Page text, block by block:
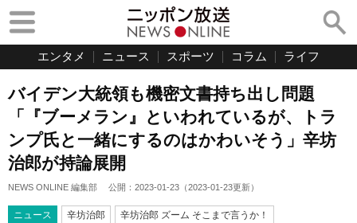
エンタメ ニュース スポーツ コラム ライフ
バイデン大統領も機密文書持ち出し問題
「『ブーメラン』といわれているが、トラ
ンプ氏と一緒にするのはかわいそう」辛坊
治郎が持論展開
NEWS ONLINE 編集部 公開： 2023-01-23 （2023-01-23更新）
ニュース 辛坊治郎 辛坊治郎 ズーム そこまで言うか！